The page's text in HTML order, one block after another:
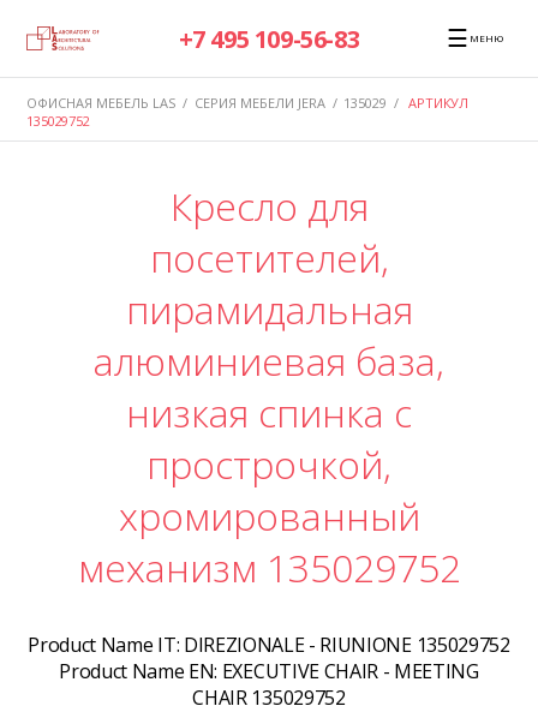
+7 495 109-56-83 ☰ МЕНЮ
ОФИСНАЯ МЕБЕЛЬ LAS / СЕРИЯ МЕБЕЛИ JERA / 135029 / АРТИКУЛ
135029752
Кресло для
посетителей,
пирамидальная
алюминиевая база,
низкая спинка с
прострочкой,
хромированный
механизм 135029752
Product Name IT: DIREZIONALE - RIUNIONE 135029752
Product Name EN: EXECUTIVE CHAIR - MEETING
CHAIR 135029752